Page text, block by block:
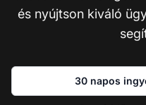
és nyújtson kiváló
30 napos